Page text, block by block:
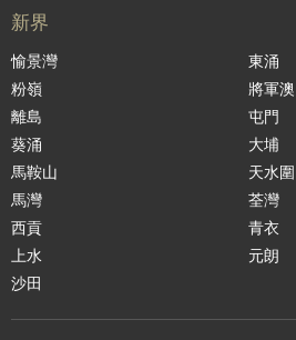
新界
愉景灣
粉嶺
離島
葵涌
馬鞍山
馬灣
西貢
上水
沙田
東涌
將軍澳
屯門
大埔
天水圍
荃灣
青衣
元朗